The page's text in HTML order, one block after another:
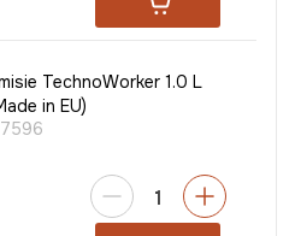
TechnoWorker 1.0 L
in EU)